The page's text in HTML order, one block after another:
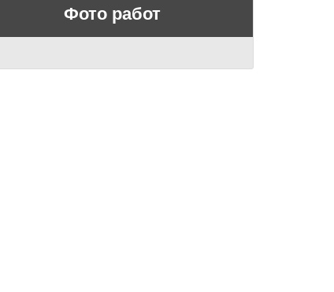
Фото работ